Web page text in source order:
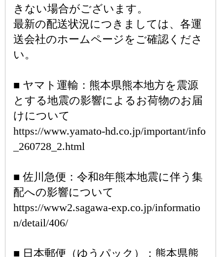
きない場合がございます。
最新の配送状況につきましては、各運
送会社のホームページをご確認くださ
い。
■ ヤマト運輸：熊本県熊本地方を震源
とする地震の影響によるお荷物のお届
けについて
https://www.yamato-hd.co.jp/important/info
_260728_2.html
■ 佐川急便：令和8年熊本地震に伴う集
配への影響について
https://www2.sagawa-exp.co.jp/informatio
n/detail/406/
■ 日本郵便（ゆうパック）：熊本県熊